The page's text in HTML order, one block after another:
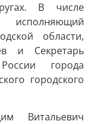
В числе
области,
и Секретарь
города
городского
Витальевич